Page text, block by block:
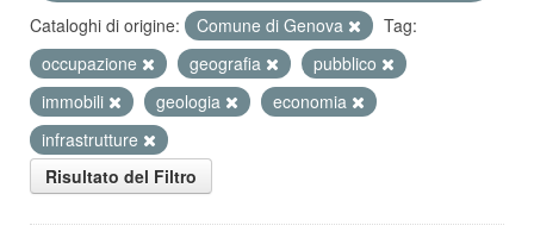
Cataloghi di origine:
Comune di Genova
Tag:
occupazione
geografia
pubblico
immobili
geologia
economia
infrastrutture
Risultato del Filtro